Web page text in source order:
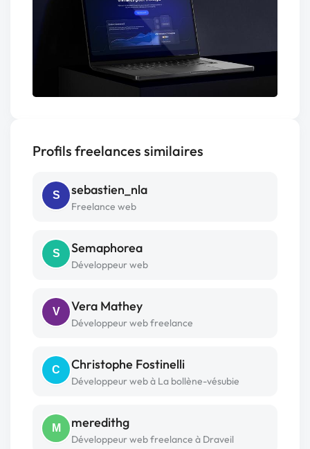
Profils freelances similaires
S sebastien_nla
Freelance web
S Semaphorea
Développeur web
V Vera Mathey
Développeur web freelance
C Christophe Fostinelli
Développeur web à La bollène-vésubie
M meredithg
Développeur web freelance à Draveil